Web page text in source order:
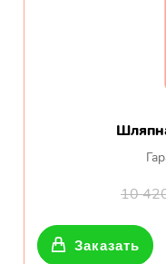
10
Заказать